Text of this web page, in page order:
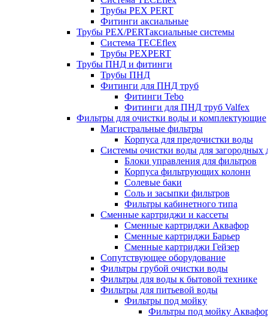
Трубы PEX PERT
Фитинги аксиальные
Трубы PEX/PERTаксиальные системы
Система TECEflex
Трубы PEXPERT
Трубы ПНД и фитинги
Трубы ПНД
Фитинги для ПНД труб
Фитинги Tebo
Фитинги для ПНД труб Valfex
Фильтры для очистки воды и комплектующие
Магистральные фильтры
Корпуса для предочистки воды
Системы очистки воды для загородных
Блоки управления для фильтров
Корпуса фильтрующих колонн
Солевые баки
Соль и засыпки фильтров
Фильтры кабинетного типа
Сменные картриджи и кассеты
Сменные картриджи Аквафор
Сменные картриджи Барьер
Сменные картриджи Гейзер
Сопутствующее оборудование
Фильтры грубой очистки воды
Фильтры для воды к бытовой технике
Фильтры для питьевой воды
Фильтры под мойку
Фильтры под мойку